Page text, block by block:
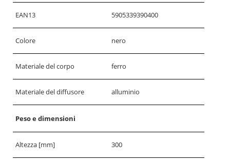
EAN13 5905339390400
Colore nero
Materiale del corpo ferro
Materiale del diffusore alluminio
Peso e dimensioni
Altezza [mm] 300